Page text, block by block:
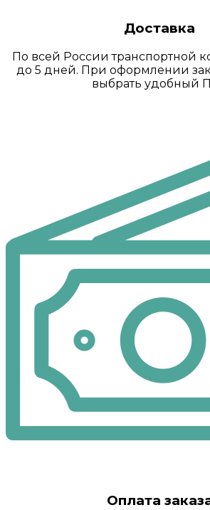
Доставка
По всей России транспортной
до 5 дней. При оформлении
выбрать удобный
Оплата